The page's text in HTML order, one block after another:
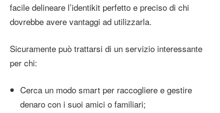
facile delineare l’identikit perfetto e preciso di chi
dovrebbe avere vantaggi ad utilizzarla.
Sicuramente può trattarsi di un servizio interessante
per chi:
Cerca un modo smart per raccogliere e gestire
denaro con i suoi amici o familiari;